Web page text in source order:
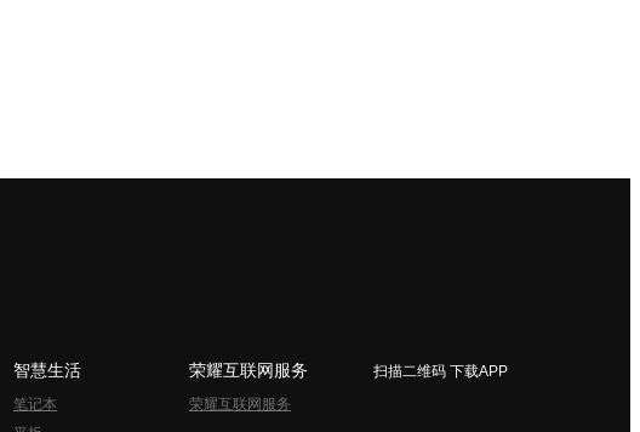
智慧生活
笔记本
荣耀互联网服务
荣耀互联网服务
扫描二维码 下载APP